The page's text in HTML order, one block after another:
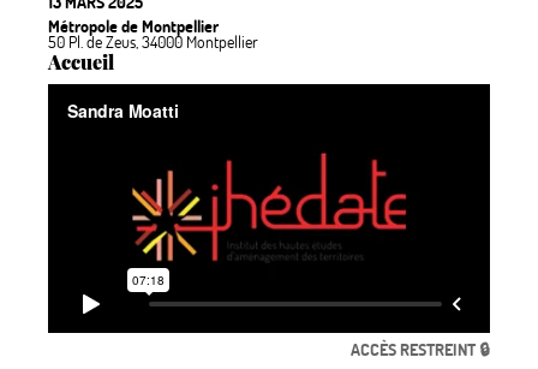
Métropole de Montpellier
50 Pl. de Zeus, 34000 Montpellier
Accueil
ACCÈS RESTREINT 🔒